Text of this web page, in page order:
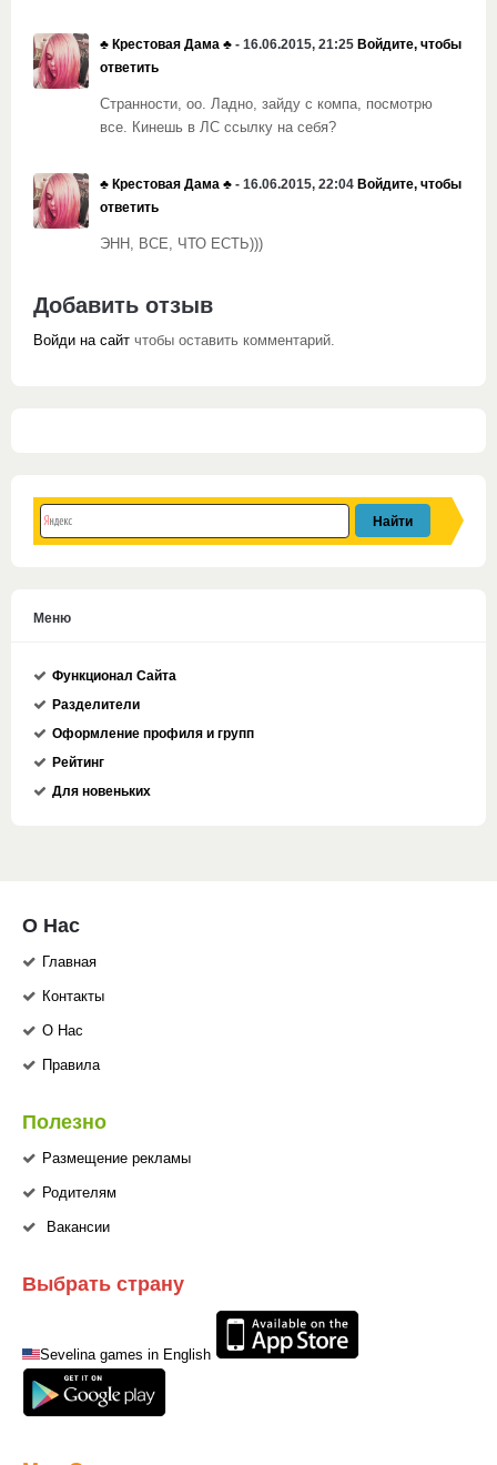
♣️ Крестовая Дама ♣️ - 16.06.2015, 21:25 Войдите, чтобы
ответить
Странности, оо. Ладно, зайду с компа, посмотрю
все. Кинешь в ЛС ссылку на себя?
♣️ Крестовая Дама ♣️ - 16.06.2015, 22:04 Войдите, чтобы
ответить
ЭНН, ВСЕ, ЧТО ЕСТЬ)))
Добавить отзыв
Войди на сайт чтобы оставить комментарий.
Меню
Функционал Сайта
Разделители
Оформление профиля и групп
Рейтинг
Для новеньких
О Нас
Главная
Контакты
О Нас
Правила
Полезно
Размещение рекламы
Родителям
Вакансии
Выбрать страну
Sevelina games in English